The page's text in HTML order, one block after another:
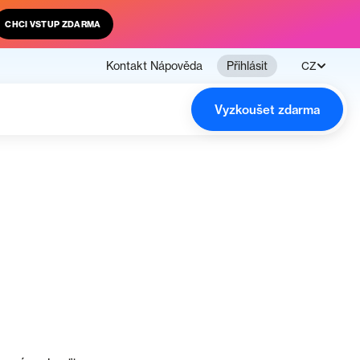
CHCI VSTUP ZDARMA
Kontakt Nápověda Přihlásit CZ
Vyzkoušet zdarma